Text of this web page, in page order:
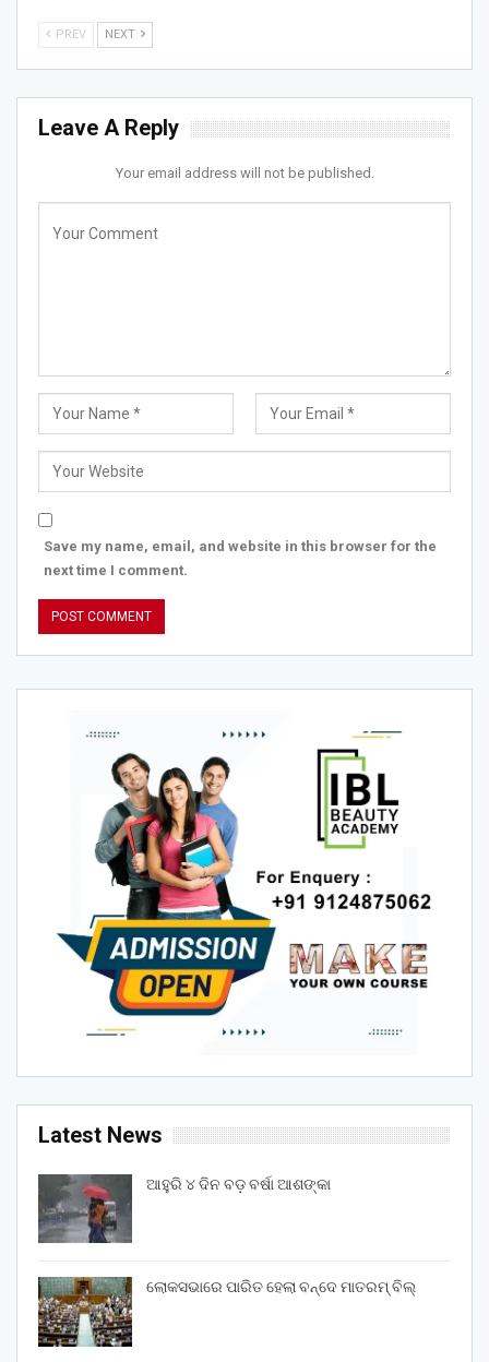
PREV NEXT
Leave A Reply
Your email address will not be published.
Save my name, email, and website in this browser for the
next time I comment.
Latest News
ଆହୁରି ୪ ଦିନ ବଡ଼ ବର୍ଷା ଆଶଙ୍କା
ଲୋକସଭାରେ ପାରିତ ହେଲା ବନ୍ଦେ ମାତରମ୍‌ ବିଲ୍‌